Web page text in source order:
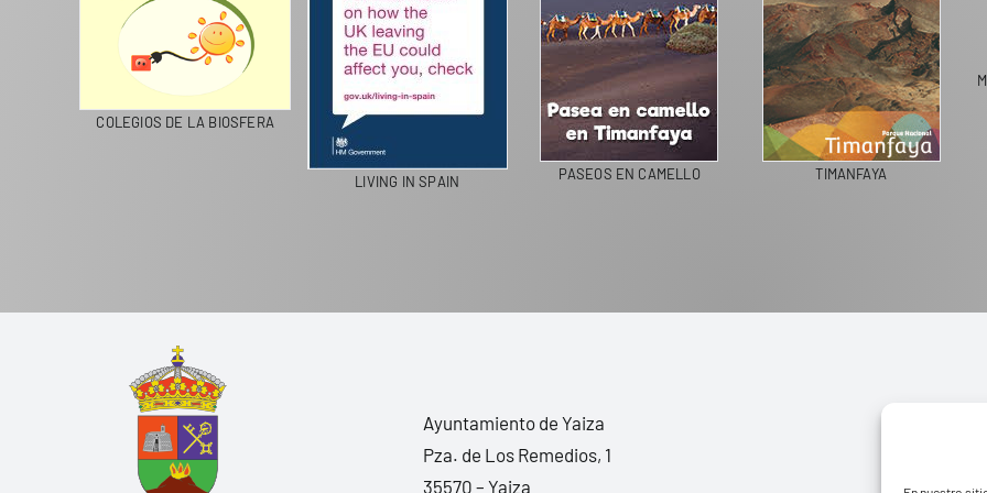
COLEGIOS DE LA BIOSFERA
LIVING IN SPAIN PASEOS EN CAMELLO TIMANFAYA
Ayuntamiento de Yaiza
Pza. de Los Remedios, 1
35570 – Yaiza